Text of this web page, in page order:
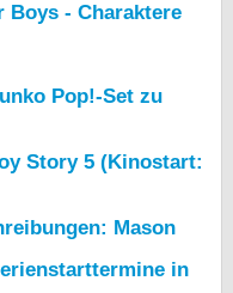
Boys - Charaktere
Pop!-Set zu
Story 5 (Kinostart:
Mason
in